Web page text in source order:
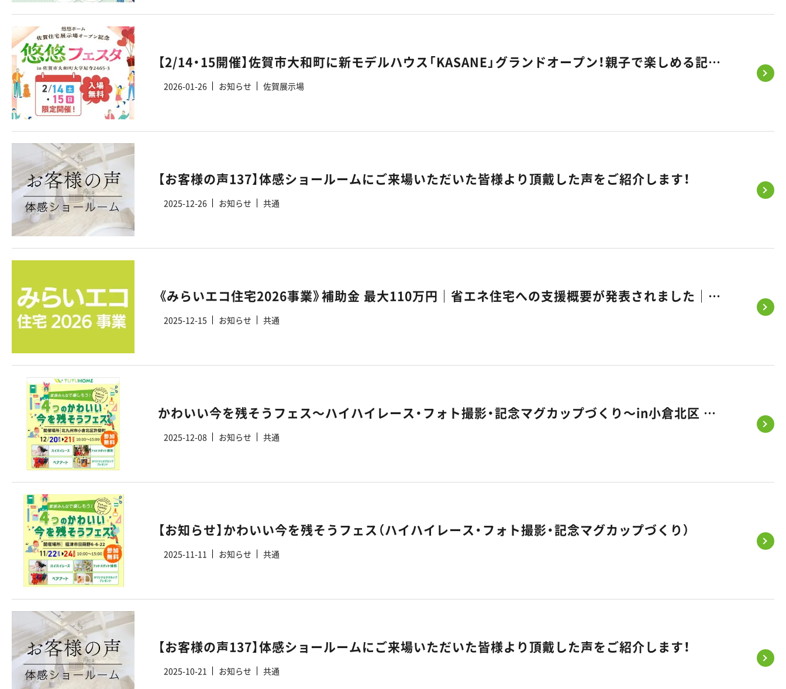
【2/14・15開催】佐賀市大和町に新モデルハウス「KASANE」グランドオープン！親子で楽しめる記念フェスタへ遊びに来ませんか？
2026-01-26 お知らせ 佐賀展示場
【お客様の声137】体感ショールームにご来場いただいた皆様より頂戴した声をご紹介します！
2025-12-26 お知らせ 共通
《みらいエコ住宅2026事業》補助金 最大110万円｜省エネ住宅への支援概要が発表されました｜福岡・熊本・佐賀のお家づくり｜悠悠ホーム
2025-12-15 お知らせ 共通
かわいい今を残そうフェス～ハイハイレース・フォト撮影・記念マグカップづくり～in小倉北区 開催のお知らせ
2025-12-08 お知らせ 共通
【お知らせ】かわいい今を残そうフェス（ハイハイレース・フォト撮影・記念マグカップづくり）
2025-11-11 お知らせ 共通
【お客様の声137】体感ショールームにご来場いただいた皆様より頂戴した声をご紹介します！
2025-10-21 お知らせ 共通